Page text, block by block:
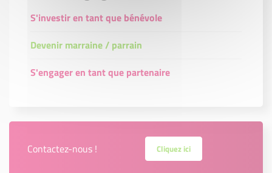
S'investir en tant que bénévole
Devenir marraine / parrain
S'engager en tant que partenaire
Contactez-nous ! Cliquez ici